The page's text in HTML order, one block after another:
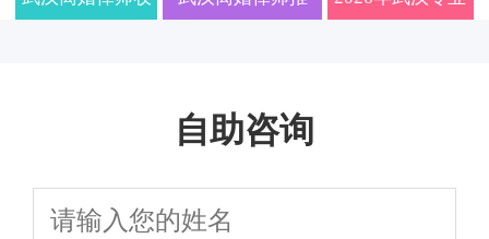
割、子女抚养 分割子女抚养问
女抚养权争议，
子女抚养权咨询，免费 分割子女抚养
纠纷一站式法律
讼全程护航
自助咨询